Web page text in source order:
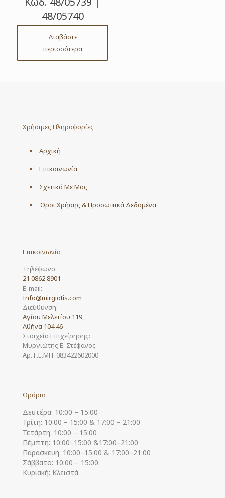
48/05740
Διαβάστε
περισσότερα
Χρήσιμες Πληροφορίες
Αρχική
Επικοινωνία
Σχετικά Με Μας
Όροι Χρήσης & Προσωπικά Δεδομένα
Επικοινωνία
Τηλέφωνο:
21 0862 8901
E-mail:
Info@mirgiotis.com
Διεύθυνση:
Αγίου Μελετίου 119,
Αθήνα 104 46
Στοιχεία Επιχείρησης:
Μυργιώτης Ε. Στέφανος
Αρ. Γ.Ε.ΜΗ. 083422602000
Ωράριο
Δευτέρα: 10:00 – 15:00
Τρίτη: 10:00 – 15:00 & 17:00 – 21:00
Τετάρτη: 10:00 – 15:00
Πέμπτη: 10:00–15:00 &17:00–21:00
Παρασκευή: 10:00–15:00 & 17:00–21:00
Σάββατο: 10:00 – 15:00
Κυριακή: Κλειστά